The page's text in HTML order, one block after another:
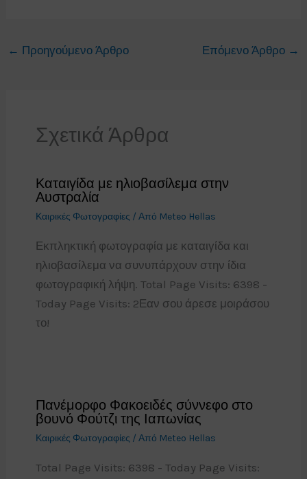
← Προηγούμενο Άρθρο Επόμενο Άρθρο →
Σχετικά Άρθρα
Καταιγίδα με ηλιοβασίλεμα στην
Αυστραλία
Καιρικές Φωτογραφίες / Από Meteo Hellas
Εκπληκτική φωτογραφία με καταιγίδα και
ηλιοβασίλεμα να συνυπάρχουν στην ίδια
φωτογραφική λήψη. Total Page Visits: 6398 -
Today Page Visits: 2Εαν σου άρεσε μοιράσου
το!
Πανέμορφο Φακοειδές σύννεφο στο
βουνό Φούτζι της Ιαπωνίας
Καιρικές Φωτογραφίες / Από Meteo Hellas
Total Page Visits: 6398 - Today Page Visits: